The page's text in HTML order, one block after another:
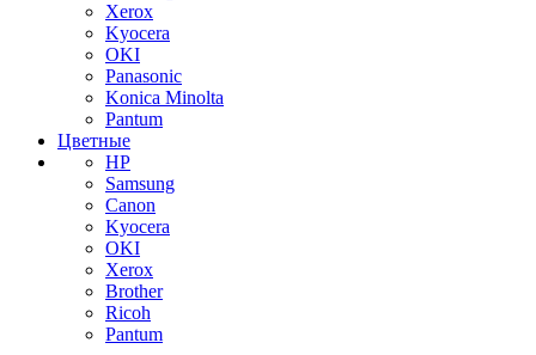
Xerox
Kyocera
OKI
Panasonic
Konica Minolta
Pantum
Цветные
HP
Samsung
Canon
Kyocera
OKI
Xerox
Brother
Ricoh
Pantum